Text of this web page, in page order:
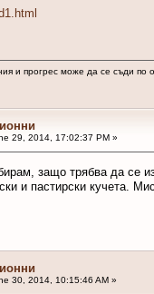
и прогрес може да се съди по
29, 2014, 17:02:37 PM »
защо трябва да се
и пастирски кучета.
30, 2014, 10:15:46 AM »